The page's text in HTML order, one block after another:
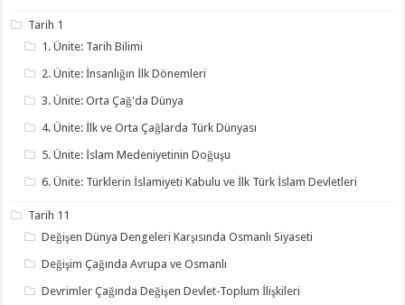
Tarih 1
1. Ünite: Tarih Bilimi
2. Ünite: İnsanlığın İlk Dönemleri
3. Ünite: Orta Çağ'da Dünya
4. Ünite: İlk ve Orta Çağlarda Türk Dünyası
5. Ünite: İslam Medeniyetinin Doğuşu
6. Ünite: Türklerin İslamiyeti Kabulu ve İlk Türk İslam Devletleri
Tarih 11
Değişen Dünya Dengeleri Karşısında Osmanlı Siyaseti
Değişim Çağında Avrupa ve Osmanlı
Devrimler Çağında Değişen Devlet-Toplum İlişkileri